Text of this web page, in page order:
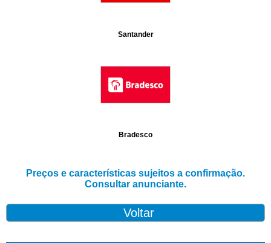
Santander
Bradesco
Preços e características sujeitos a confirmação.
Consultar anunciante.